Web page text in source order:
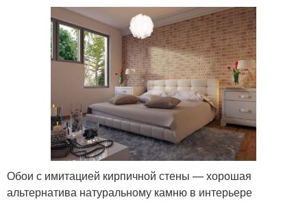
Обои с имитацией кирпичной стены — хорошая
альтернатива натуральному камню в интерьере